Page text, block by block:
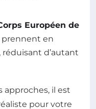
Européen de
prennent en
réduisant d’autant
il est
pour votre